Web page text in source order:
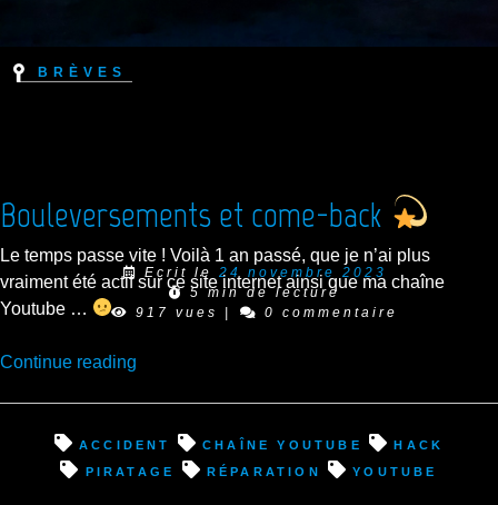
Brèves
Bouleversements et come-back
Ecrit le 24 novembre 2023
5 min de lecture
917 vues
| 0 commentaire
Le temps passe vite ! Voilà 1 an passé, que je n’ai plus
vraiment été actif sur ce site internet ainsi que ma chaîne
Youtube …
Continue reading
back
accident chaîne youtube
hack
piratage
réparation youtube